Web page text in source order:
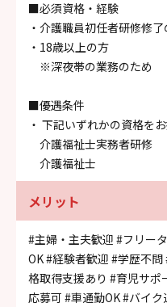
■必須資格・経験
・介護職員初任者研修修
・18歳以上の方
※深夜帯の業務のため
■優遇条件
・ 下記いずれかの資格を
介護福祉士実務者研修
介護福祉士
メリット
#主婦・主夫歓迎 #フリー
OK#経験者歓迎 #学歴不問
格取得支援あり #育児サポ
応募可 #車通勤OK#バイク